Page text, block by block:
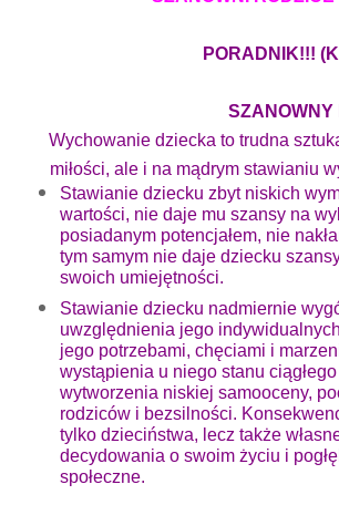
PORADNIK!!!
SZANOWNY
Wychowanie dziecka to trudna
miłości, ale i na mądrym stawianiu
Stawianie dziecku zbyt niskich
wartości, nie daje mu szansy na
posiadanym potencjałem, nie
tym samym nie daje dziecku
swoich umiejętności.
Stawianie dziecku nadmiernie
uwzględnienia jego
jego potrzebami, chęciami i
wystąpienia u niego stanu
wytworzenia niskiej samooceny,
rodziców i bezsilności.
tylko dzieciństwa, lecz także
decydowania o swoim życiu i
społeczne.